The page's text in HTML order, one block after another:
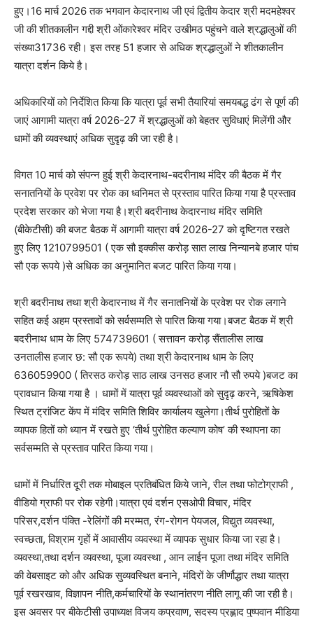
हुए।16 मार्च 2026 तक भगवान केदारनाथ जी एवं द्वितीय केदार श्री मदमहेश्वर
जी की शीतकालीन गद्दी श्री ओंकारेश्वर मंदिर उखीमठ पहुंचने वाले श्रद्धालुओं की
संख्या31736 रही। इस तरह 51 हजार से अधिक श्रद्धालुओं ने शीतकालीन
यात्रा दर्शन किये है।
अधिकारियों को निर्देशित किया कि यात्रा पूर्व सभी तैयारियां समयबद्ध ढंग से पूर्ण की
जाएं आगामी यात्रा वर्ष 2026-27 में श्रद्धालुओं को बेहतर सुविधाएं मिलेंगी और
धामों की व्यवस्थाएं अधिक सुदृढ़ की जा रही है।
विगत 10 मार्च को संपन्न हुई श्री केदारनाथ-बदरीनाथ मंदिर की बैठक में गैर
सनातनियों के प्रवेश पर रोक का ध्वनिमत से प्रस्ताव पारित किया गया है प्रस्ताव
प्रदेश सरकार को भेजा गया है।श्री बदरीनाथ केदारनाथ मंदिर समिति
(बीकेटीसी) की बजट बैठक में आगामी यात्रा वर्ष 2026-27 को दृष्टिगत रखते
हुए लिए 1210799501 ( एक सौ इक्कीस करोड़ सात लाख निन्यानबे हजार पांच
सौ एक रूपये )से अधिक का अनुमानित बजट पारित किया गया।
श्री बदरीनाथ तथा श्री केदारनाथ में गैर सनातनियों के प्रवेश पर रोक लगाने
सहित कई अहम प्रस्तावों को सर्वसम्मति से पारित किया गया।बजट बैठक में श्री
बदरीनाथ धाम के लिए 574739601 ( सत्तावन करोड़ सैंतालीस लाख
उनतालीस हजार छ: सौ एक रूपये) तथा श्री केदारनाथ धाम के लिए
636059900 ( तिरसठ करोड़ साठ लाख उनसठ हजार नौ सौ रुपये )बजट का
प्रावधान किया गया है । धामों में यात्रा पूर्व व्यवस्थाओं को सुदृढ़ करने, ऋषिकेश
स्थित ट्रांजिट केंप में मंदिर समिति शिविर कार्यालय खुलेगा।तीर्थ पुरोहितों के
व्यापक हितों को ध्यान में रखते हुए ‘तीर्थ पुरोहित कल्याण कोष’ की स्थापना का
सर्वसम्मति से प्रस्ताव पारित किया गया।
धामों में निर्धारित दूरी तक मोबाइल प्रतिबंधित किये जाने, रील तथा फोटोग्राफी ,
वीडियो ग्राफी पर रोक रहेगी।यात्रा एवं दर्शन एसओपी विचार, मंदिर
परिसर,दर्शन पंक्ति -रेलिंगों की मरम्मत, रंग-रोगन पेयजल, विद्युत व्यवस्था,
स्वच्छता, विश्राम गृहों में आवासीय व्यवस्था में व्यापक सुधार किया जा रहा है।
व्यवस्था,तथा दर्शन व्यवस्था, पूजा व्यवस्था , आन लाईन पूजा तथा मंदिर समिति
की वेबसाइट को और अधिक सुव्यवस्थित बनाने, मंदिरों के जीर्णौद्धार तथा यात्रा
पूर्व रखरखाव, विज्ञापन नीति,कर्मचारियों के स्थानांतरण नीति लागू की जा रही है।
इस अवसर पर बीकेटीसी उपाध्यक्ष विजय कप्रवाण, सदस्य प्रह्लाद पुष्पवान मीडिया